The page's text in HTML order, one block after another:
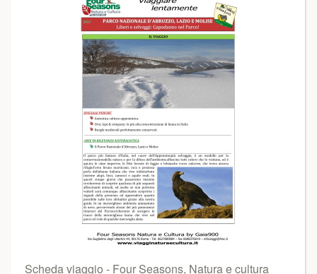
Scheda viaggio - Four Seasons, Natura e cultura